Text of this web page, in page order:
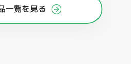
一覧を見る